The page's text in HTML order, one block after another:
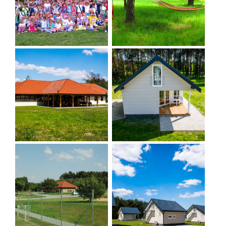
narożnik
lodówka
suszarka na ubrania
komplety pościeli
8 łóżek jednoosobowych
narożnik dwuosobowy
szafki
łazienka z prysznicem
toaleta
DOMEK HOLENDERSKI
Każdy z domków składa się z:
– sypialni z podwójnym łóżkiem
– sypialni z dwoma pojedynczymi łóżkami
– pokoju dziennego (dodatkowe dwa miejsca